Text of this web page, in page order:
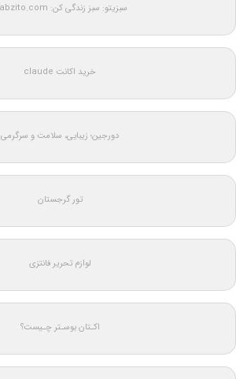
سبزیتو: سبز زندگی کن: Sabzito.com
خرید اکانت claude
دورجین؛ زیبایی، سلامت و سرگرمی
تور گرجستان
لوازم تحریر فانتزی
اکـتان بوسـتر چـیست؟